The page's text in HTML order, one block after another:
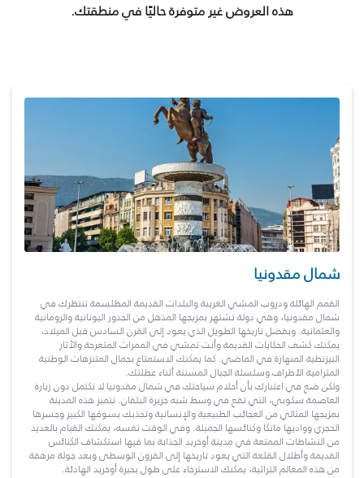
هذه العروض غير متوفرة حاليًا في منطقتك.
شمال مقدونيا
القمم الهائلة ودروب المشي الغريبة والبلدات القديمة المطلسمة تنتظرك في
شمال مقدونيا، وهي دولة تشتهر بمزيجها المذهل من الجذور اليونانية والرومانية
والعثمانية. وبفضل تاريخها الطويل الذي يعود إلى القرن السادس قبل الميلاد،
يمكنك كشف الحكايات القديمة وأنت تمشي في الممرات المتعرجة والآثار
البيزنطية المنهارة في الماضي. كما يمكنك الاستمتاع بجمال المتنزهات الوطنية
المترامية الأطراف وسلسلة الجبال المسننة أثناء عطلتك.
ولكن ضع في اعتبارك بأن أحلام سياحتك في شمال مقدونيا لا تكتمل دون زيارة
العاصمة سكوبي، التي تقع في وسط شبه جزيرة البلقان. تتميز هذه المدينة
بمزيجها المثالي من العجائب الطبيعية والإنسانية وتجذبك بسوقها الكبير وجسرها
الحجري وواديها ماتكا وكنائسها الجميلة. وفي الوقت نفسه، يمكنك القيام بالعديد
من النشاطات الممتعة في مدينة أوخريد الجذابة بما فيها استكشاف الكنائس
القديمة وأطلال القلعة التي يعود تاريخها إلى القرون الوسطى وبعد جولة مرهقة
من هذه المعالم التراثية، يمكنك الاسترخاء على طول بحيرة أوخريد الهادئة.